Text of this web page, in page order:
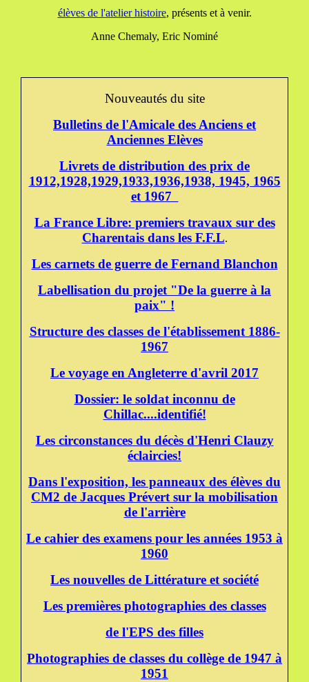
élèves de l'atelier histoire, présents et à venir.
Anne Chemaly, Eric Nominé
Nouveautés du site
Bulletins de l'Amicale des Anciens et
Anciennes Elèves
Livrets de distribution des prix de
1912,1928,1929,1933,1936,1938, 1945, 1965
et 1967
La France Libre: premiers travaux sur des
Charentais dans les F.F.L.
Les carnets de guerre de Fernand Blanchon
Labellisation du projet "De la guerre à la
paix" !
Structure des classes de l'établissement 1886-
1967
Le voyage en Angleterre d'avril 2017
Dossier: le soldat inconnu de
Chillac....identifié!
Les circonstances du décès d'Henri Clauzy
éclaircies!
Dans l'exposition, les panneaux des élèves du
CM2 de Jacques Prévert sur la mobilisation
de l'arrière
Le cahier des examens pour les années 1953 à
1960
Les nouvelles de Littérature et société
Les premières photographies des classes
de l'EPS des filles
Photographies de classes du collège de 1947 à
1951